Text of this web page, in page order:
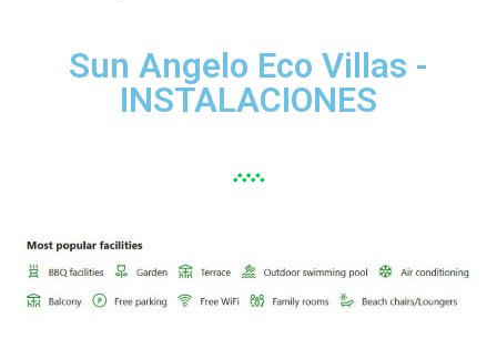
Sun Angelo Eco Villas -
INSTALACIONES